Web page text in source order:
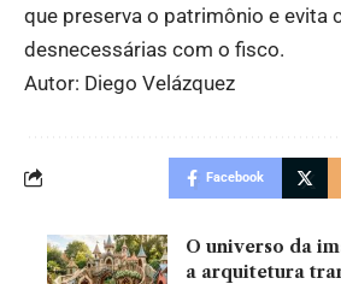
que preserva o patrimônio e evita
desnecessárias com o fisco.
Autor: Diego Velázquez
Facebook
O universo da
a arquitetura